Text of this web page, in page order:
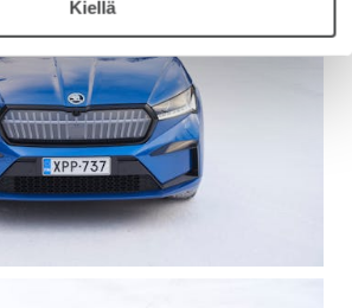
Kiellä
KODIAQ
SUPERB